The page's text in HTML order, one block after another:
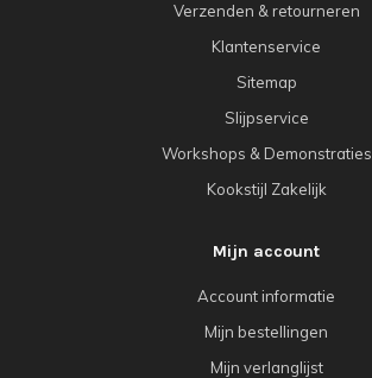
Verzenden & retourneren
Klantenservice
Sitemap
Slijpservice
Workshops & Demonstraties
Kookstijl Zakelijk
Mijn account
Account informatie
Mijn bestellingen
Mijn verlanglijst